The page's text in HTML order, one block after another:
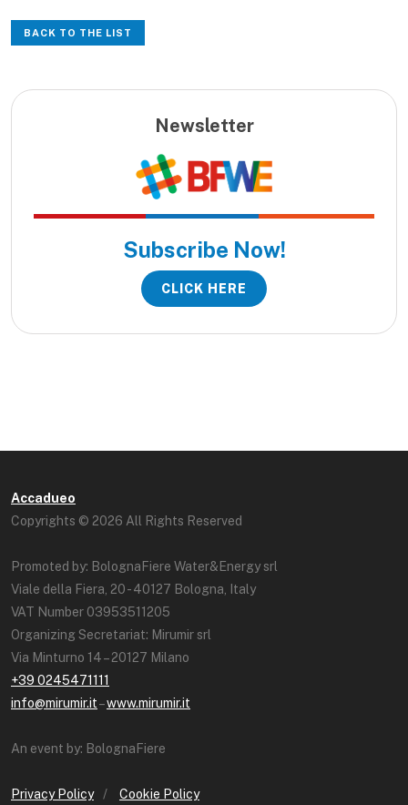
BACK TO THE LIST
Newsletter
Subscribe Now!
CLICK HERE
Accadueo
Copyrights © 2026 All Rights Reserved
Promoted by: BolognaFiere Water&Energy srl
Viale della Fiera, 20 - 40127 Bologna, Italy
VAT Number 03953511205
Organizing Secretariat: Mirumir srl
Via Minturno 14 – 20127 Milano
+39 0245471111
info@mirumir.it–www.mirumir.it
An event by: BolognaFiere
Privacy Policy / Cookie Policy